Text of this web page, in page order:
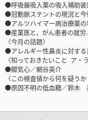
●呼吸器吸入薬の吸入補助
●冠動脈ステントの現況と今
●アルツハイマー病治療薬の
●産業医と，がん患者の就労
〈今月の話題〉
●アレルギー性鼻炎に対す
〈知っておきたいこと ア・
●脚気心／網谷英介
〈この検査値から何を疑う
●原因不明の低血糖／鈴木